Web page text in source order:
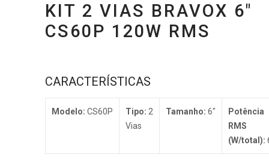
KIT 2 VIAS BRAVOX 6″
CS60P 120W RMS
CARACTERÍSTICAS
Modelo: CS60P Tipo: 2
Vias
Tamanho: 6″
Potência
RMS
(W/total):